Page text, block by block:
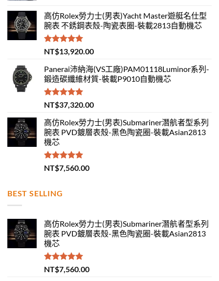
高仿Rolex勞力士(男表)Yacht Master遊艇名仕型
腕表 不銹鋼表殼-陶瓷表圈-裝載2813自動機芯
評分5.00
滿分 5
NT$13,920.00
Panerai沛納海(VS工廠)PAM01118Luminor系列-
鍛造碳纖維材質-裝載P9010自動機芯
評分5.00
滿分 5
NT$37,320.00
高仿Rolex勞力士(男表)Submariner潛航者型系列
腕表 PVD鍍層表殼-黑色陶瓷圈-裝載Asian2813
機芯
評分 5.00
滿分 5
NT$7,560.00
BEST SELLING
高仿Rolex勞力士(男表)Submariner潛航者型系列
腕表 PVD鍍層表殼-黑色陶瓷圈-裝載Asian2813
機芯
評分 5.00
滿分 5
NT$7,560.00